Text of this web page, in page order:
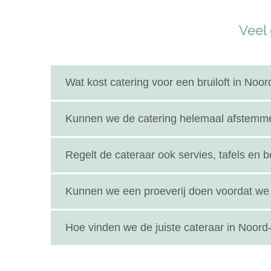
Veel
Wat kost catering voor een bruiloft in
De kosten hangen af van het type catering dat
Kunnen we de catering helemaal
Zeker weten! De meeste cateraars in Noord-
Regelt de cateraar ook servies, tafels en
Ja, veel Brabantse cateraars bieden complete
Kunnen we een proeverij doen voordat
Dat kan meestal wel! Veel cateraars
Hoe vinden we de juiste cateraar in